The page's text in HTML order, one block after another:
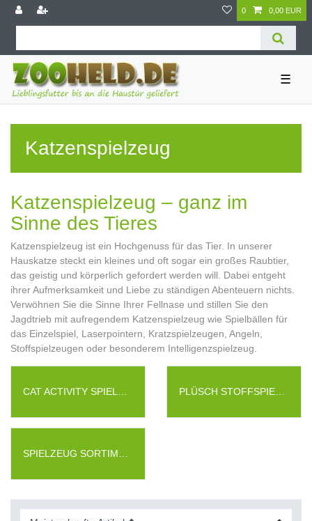
0 0,00 EUR
☰
Katzenspielzeug
Katzenspielzeug – ganz im
Sinne des Tieres
Katzenspielzeug ist ein Hochgenuss für das Tier. In unserer
Hauskatze steckt ein kleines und oft sogar ein großes Raubtier,
das geistig und körperlich gefordert werden will. Dabei entgeht
ihrer Aufmerksamkeit und Liebe zu ständigen Abenteuern nichts.
Verwöhnen Sie die Sinne Ihrer Fellnase und stillen Sie den
Jagdtrieb mit aufregendem Katzenspielzeug wie Spielbällen für
das Einzelspiel, Laserpointern, Kratzspielzeugen, Angeln,
Stoffspielzeugen oder besonderem Intelligenzspielzeug.